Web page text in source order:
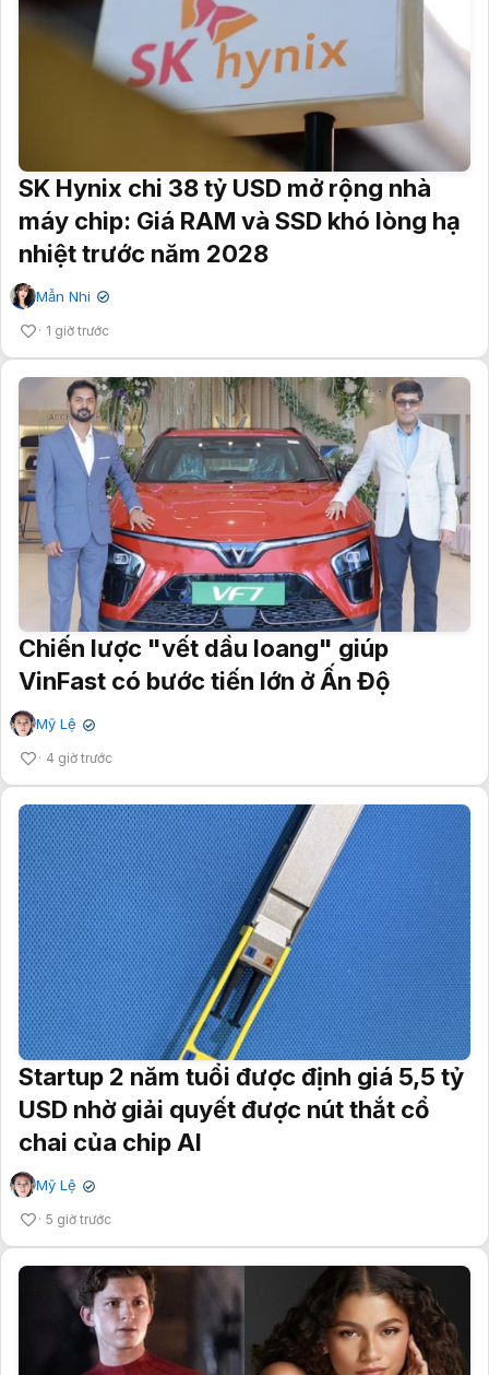
SK Hynix chi 38 tỷ USD mở rộng nhà
máy chip: Giá RAM và SSD khó lòng hạ
nhiệt trước năm 2028
Mẫn Nhi ✔
1 giờ trước
Chiến lược "vết dầu loang" giúp
VinFast có bước tiến lớn ở Ấn Độ
Mỹ Lệ ✔
4 giờ trước
Startup 2 năm tuổi được định giá 5,5 tỷ
USD nhờ giải quyết được nút thắt cổ
chai của chip AI
Mỹ Lệ ✔
5 giờ trước